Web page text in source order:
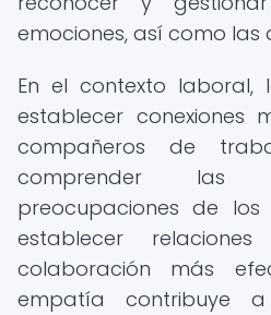
emociones, así como las
En el contexto
establecer conexiones
compañeros de
comprender las
preocupaciones de
establecer
colaboración más
empatía contribuye